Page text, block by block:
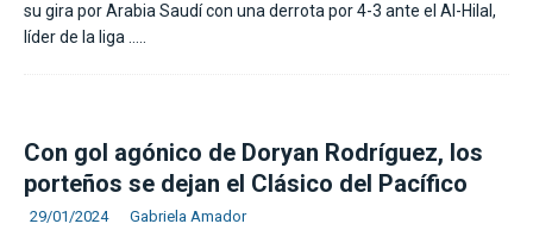
su gira por Arabia Saudí con una derrota por 4-3 ante el Al-Hilal,
líder de la liga
Con gol agónico de Doryan Rodríguez, los
porteños se dejan el Clásico del Pacífico
29/01/2024 Gabriela Amador